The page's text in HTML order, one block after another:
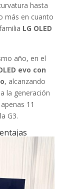
hasta
más en cuanto
LG OLED
año, en el
evo con
, alcanzando
la generación
11
G3.